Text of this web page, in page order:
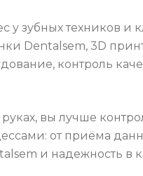
у зубных техников
Dentalsem, 3D
контроль
вы лучше
от приёма
и надежность в